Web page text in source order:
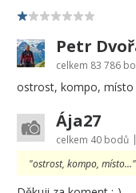
celkem 83 786
ostrost, kompo, místo
Ája27
celkem 40 bodů |
"ostrost, kompo,